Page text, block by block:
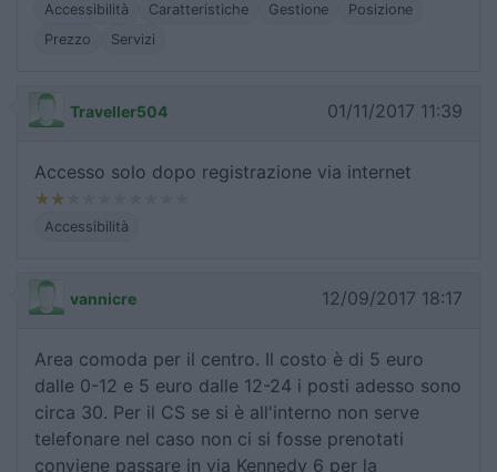
Accessibilità Caratteristiche Gestione
Posizione
Prezzo
Servizi
Traveller504 01/11/2017 11:39
Accesso solo dopo registrazione via internet
Accessibilità
vannicre 12/09/2017 18:17
Area comoda per il centro. Il costo è di 5 euro
dalle 0-12 e 5 euro dalle 12-24 i posti adesso sono
circa 30. Per il CS se si è all'interno non serve
telefonare nel caso non ci si fosse prenotati
conviene passare in via Kennedy 6 per la